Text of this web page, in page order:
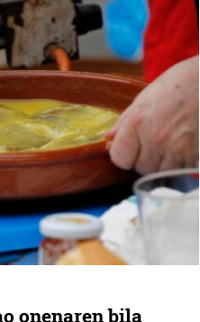
onenaren bila